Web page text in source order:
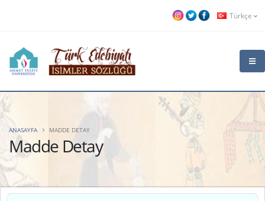
Türkçe
Madde Detay
ANASAYFA MADDE DETAY